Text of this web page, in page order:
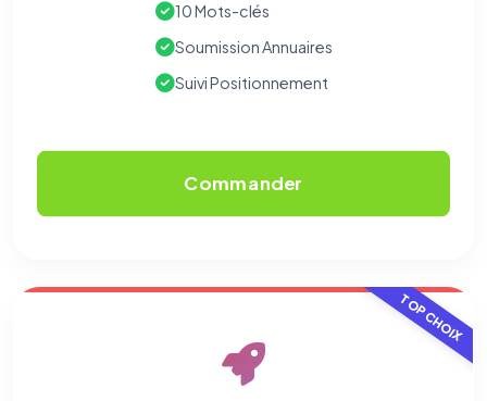
10 Mots-clés
Soumission Annuaires
Suivi Positionnement
Commander
TOP CHOIX